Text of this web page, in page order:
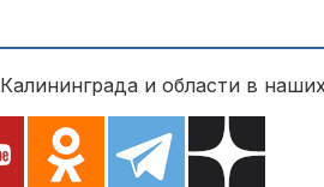
и области в